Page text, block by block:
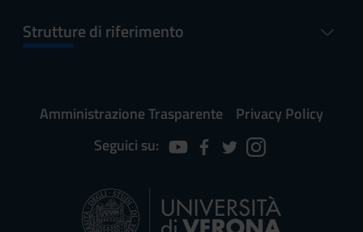
Strutture di riferimento
Amministrazione Trasparente
Privacy Policy
Seguici su: